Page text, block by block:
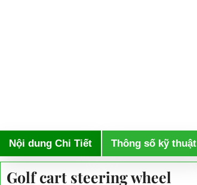
Nội dung Chi Tiết Thông số kỹ thuật
Golf cart steering wheel